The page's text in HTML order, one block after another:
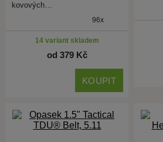
kovových…
96x
14 variant skladem
od 379 Kč
KOUPIT